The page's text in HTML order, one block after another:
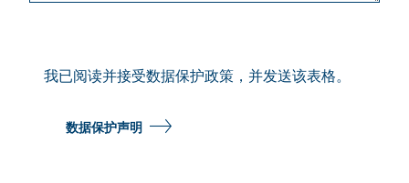
我已阅读并接受数据保护政策，并发送该表格。
数据保护声明